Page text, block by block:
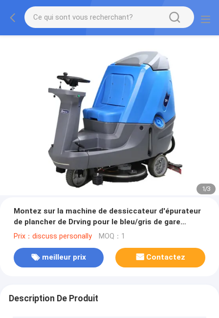
1/3
Montez sur la machine de dessiccateur d'épurateur
de plancher de Drving pour le bleu/gris de gare
ferroviaire
Prix：discuss personally MOQ：1
meilleur prix Contactez
Description De Produit